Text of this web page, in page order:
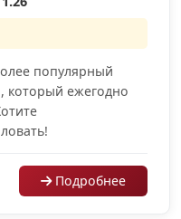
популярный
ежегодно
Подробнее